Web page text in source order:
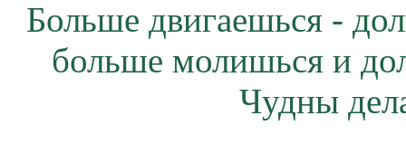
Больше двигаешься -
больше молишься и
Чудны